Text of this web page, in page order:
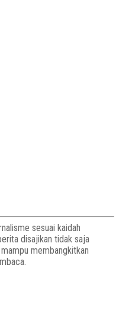
sesuai kaidah
disajikan tidak saja
membangkitkan